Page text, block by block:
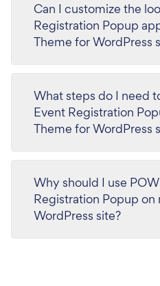
Can I customize the
Registration Popup
Theme for WordPress
What steps do I need
Event Registration
Theme for WordPress
Why should I use
Registration Popup on
WordPress site?